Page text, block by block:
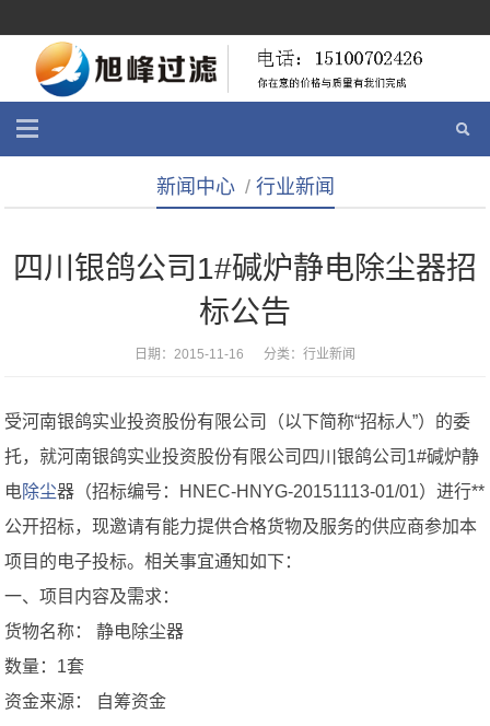
新闻中心 / 行业新闻
四川银鸽公司1#碱炉静电除尘器招
标公告
日期：2015-11-16 分类： 行业新闻
受河南银鸽实业投资股份有限公司（以下简称“招标人”）的委
托，就河南银鸽实业投资股份有限公司四川银鸽公司1#碱炉静
电除尘器（招标编号：HNEC-HNYG-20151113-01/01）进行**
公开招标，现邀请有能力提供合格货物及服务的供应商参加本
项目的电子投标。相关事宜通知如下：
一、项目内容及需求：
货物名称： 静电除尘器
数量：1套
资金来源： 自筹资金